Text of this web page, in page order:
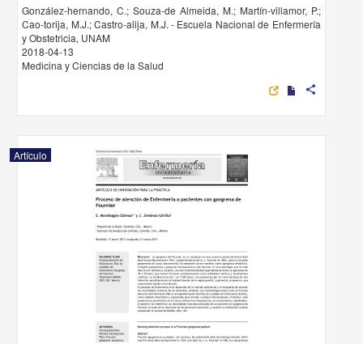
González-hernando, C.; Souza-de Almeida, M.; Martín-villamor, P.;
Cao-torija, M.J.; Castro-alija, M.J. - Escuela Nacional de Enfermería
y Obstetricia, UNAM
2018-04-13
Medicina y Ciencias de la Salud
share
Artículo